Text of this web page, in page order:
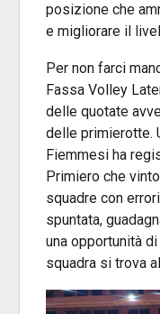
posizione che
e migliorare il
Per non farci
Fassa Volley
delle quotate
delle primierotte.
Fiemmesi ha
Primiero che
squadre con
spuntata,
una opportunità
squadra si trova